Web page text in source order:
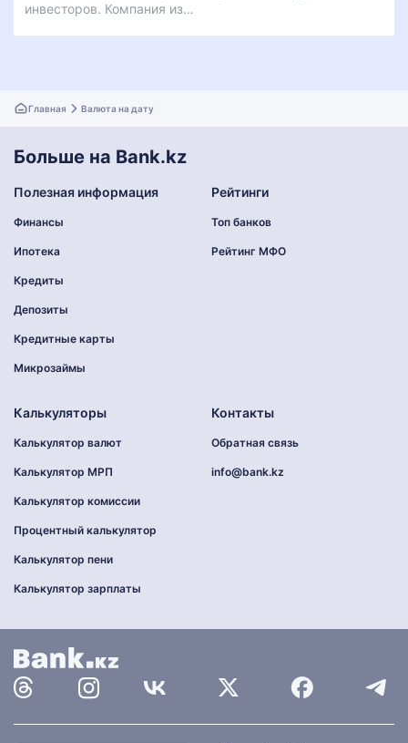
инвесторов. Компания из…
Главная Валюта на дату
Больше на Bank.kz
Полезная информация
Финансы
Ипотека
Кредиты
Депозиты
Кредитные карты
Микрозаймы
Рейтинги
Топ банков
Рейтинг МФО
Калькуляторы
Калькулятор валют
Калькулятор МРП
Калькулятор комиссии
Процентный калькулятор
Калькулятор пени
Калькулятор зарплаты
Контакты
Обратная связь
info@bank.kz